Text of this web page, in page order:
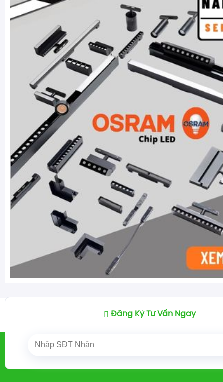
QUẠT ĐIỆN / QUẠT ĐỨNG / QUẠT
Đăng Ký Tư Vấn Ngay